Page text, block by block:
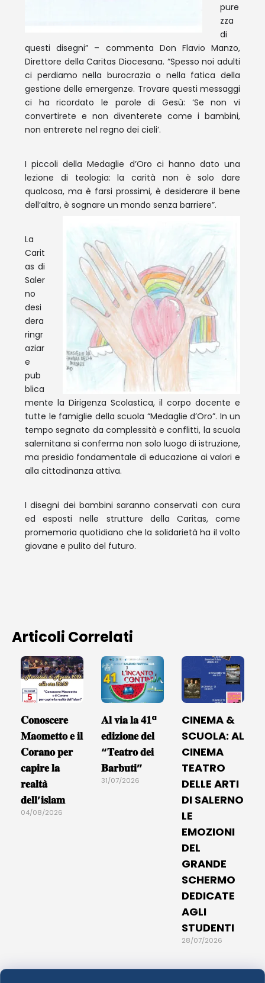
pure
zza
di
questi disegni” – commenta Don Flavio Manzo,
Direttore della Caritas Diocesana. “Spesso noi adulti
ci perdiamo nella burocrazia o nella fatica della
gestione delle emergenze. Trovare questi messaggi
ci ha ricordato le parole di Gesù: ‘Se non vi
convertirete e non diventerete come i bambini,
non entrerete nel regno dei cieli’.
I piccoli della Medaglie d’Oro ci hanno dato una
lezione di teologia: la carità non è solo dare
qualcosa, ma è farsi prossimi, è desiderare il bene
dell’altro, è sognare un mondo senza barriere”.
La
Carit
as di
Saler
no
desi
dera
ringr
aziar
e
pub
blica
mente la Dirigenza Scolastica, il corpo docente e
tutte le famiglie della scuola “Medaglie d’Oro”. In un
tempo segnato da complessità e conflitti, la scuola
salernitana si conferma non solo luogo di istruzione,
ma presidio fondamentale di educazione ai valori e
alla cittadinanza attiva.
I disegni dei bambini saranno conservati con cura
ed esposti nelle strutture della Caritas, come
promemoria quotidiano che la solidarietà ha il volto
giovane e pulito del futuro.
Articoli Correlati
𝐂𝐨𝐧𝐨𝐬𝐜𝐞𝐫𝐞
𝐌𝐚𝐨𝐦𝐞𝐭𝐭𝐨 𝐞 𝐢𝐥
𝐂𝐨𝐫𝐚𝐧𝐨 𝐩𝐞𝐫
𝐜𝐚𝐩𝐢𝐫𝐞 𝐥𝐚
𝐫𝐞𝐚𝐥𝐭𝐚̀
𝐝𝐞𝐥𝐥’𝐢𝐬𝐥𝐚𝐦
04/08/2026
𝐀𝐥 𝐯𝐢𝐚 𝐥𝐚 𝟒𝟏ª
𝐞𝐝𝐢𝐳𝐢𝐨𝐧𝐞 𝐝𝐞𝐥
“𝐓𝐞𝐚𝐭𝐫𝐨 𝐝𝐞𝐢
𝐁𝐚𝐫𝐛𝐮𝐭𝐢”
31/07/2026
CINEMA &
SCUOLA: AL
CINEMA
TEATRO
DELLE ARTI
DI SALERNO
LE
EMOZIONI
DEL
GRANDE
SCHERMO
DEDICATE
AGLI
STUDENTI
28/07/2026